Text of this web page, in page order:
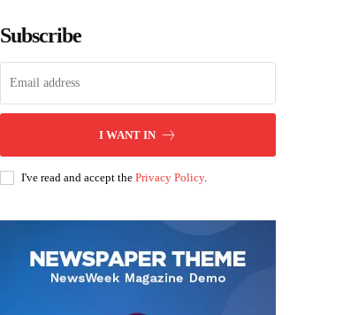
Subscribe
I WANT IN
I've read and accept thePrivacy Policy.